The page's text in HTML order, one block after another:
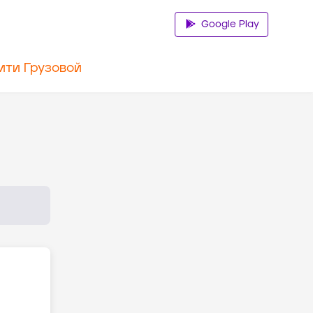
Google Play
Грузовой